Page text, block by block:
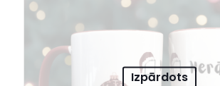
Izpārdots